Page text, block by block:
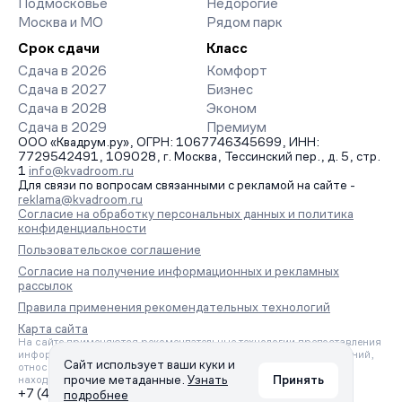
Подмосковье
Москва и МО
Недорогие
Рядом парк
Срок сдачи
Сдача в 2026
Сдача в 2027
Сдача в 2028
Сдача в 2029
Класс
Комфорт
Бизнес
Эконом
Премиум
ООО «Квадрум.ру», ОГРН: 1067746345699, ИНН:
7729542491, 109028, г. Москва, Тессинский пер., д. 5, стр.
1 info@kvadroom.ru
Для связи по вопросам связанными с рекламой на сайте -
reklama@kvadroom.ru
Согласие на обработку персональных данных и политика
конфиденциальности
Пользовательское соглашение
Согласие на получение информационных и рекламных
рассылок
Правила применения рекомендательных технологий
Карта сайта
На сайте применяются рекомендательные технологии предоставления
информации на основе сбора, систематизации и анализа сведений,
относящихся к предпочтениям пользователей сети «Интернет»,
находящихся на территории Российской Федерации.
+7 (495) 157-88-80
Сайт использует ваши куки и
прочие метаданные. Узнать
подробнее
Принять